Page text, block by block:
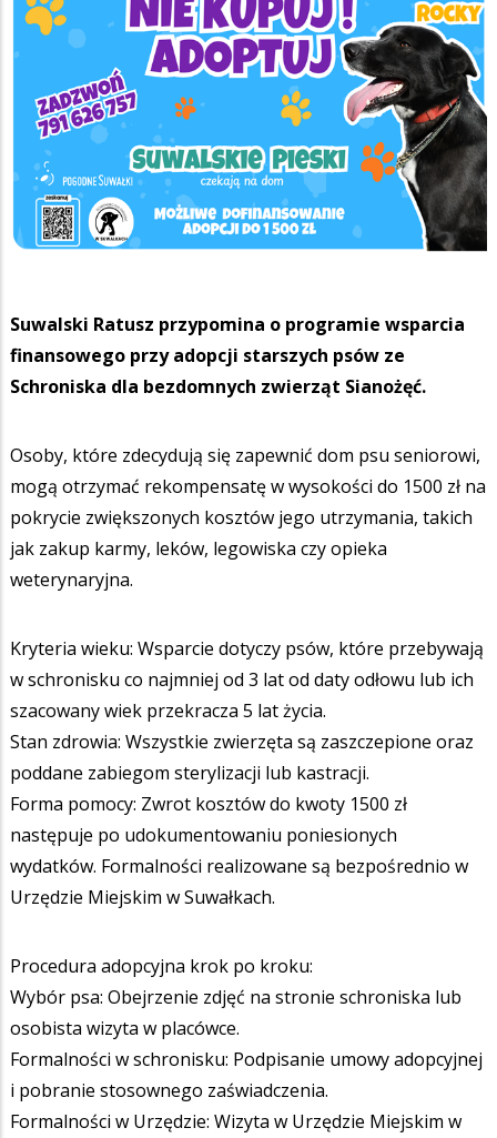
Suwalski Ratusz przypomina o programie wsparcia
finansowego przy adopcji starszych psów ze
Schroniska dla bezdomnych zwierząt Sianożęć.
Osoby, które zdecydują się zapewnić dom psu seniorowi,
mogą otrzymać rekompensatę w wysokości do 1500 zł na
pokrycie zwiększonych kosztów jego utrzymania, takich
jak zakup karmy, leków, legowiska czy opieka
weterynaryjna.
Kryteria wieku: Wsparcie dotyczy psów, które przebywają
w schronisku co najmniej od 3 lat od daty odłowu lub ich
szacowany wiek przekracza 5 lat życia.
Stan zdrowia: Wszystkie zwierzęta są zaszczepione oraz
poddane zabiegom sterylizacji lub kastracji.
Forma pomocy: Zwrot kosztów do kwoty 1500 zł
następuje po udokumentowaniu poniesionych
wydatków. Formalności realizowane są bezpośrednio w
Urzędzie Miejskim w Suwałkach.
Procedura adopcyjna krok po kroku:
Wybór psa: Obejrzenie zdjęć na stronie schroniska lub
osobista wizyta w placówce.
Formalności w schronisku: Podpisanie umowy adopcyjnej
i pobranie stosownego zaświadczenia.
Formalności w Urzędzie: Wizyta w Urzędzie Miejskim w